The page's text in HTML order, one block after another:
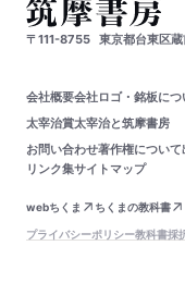
〒111-8755 東京都台東区
会社概要会社ロゴ・銘板につ
太宰治賞太宰治と筑摩書房
お問い合わせ著作権について
リンク集サイトマップ
webちくま
ちくまの教科書
プライバシーポリシー教科書採